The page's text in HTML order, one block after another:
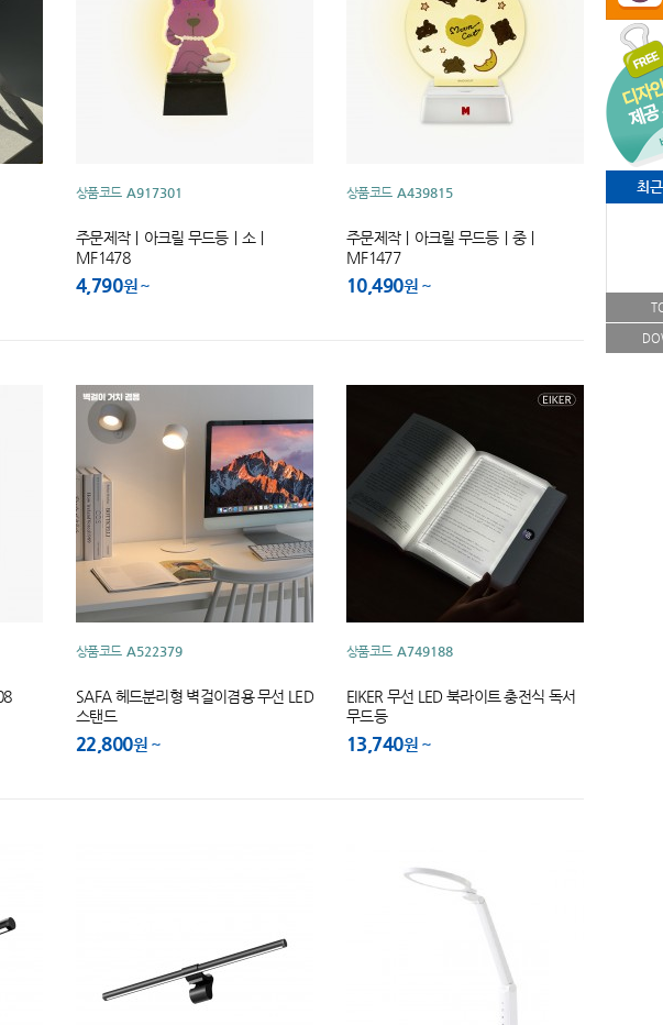
최
상품코드 A917301
주문제작｜아크릴 무드등｜소｜
MF1478
4,790원
상품코드 A439815
주문제작｜아크릴 무드등｜중｜
MF1477
10,490원
상품코드 A522379
SAFA 헤드분리형 벽걸이겸용 무선 LED
스탠드
22,800원
상품코드 A749188
EIKER 무선 LED 북라이트 충전식 독서
무드등
13,740원